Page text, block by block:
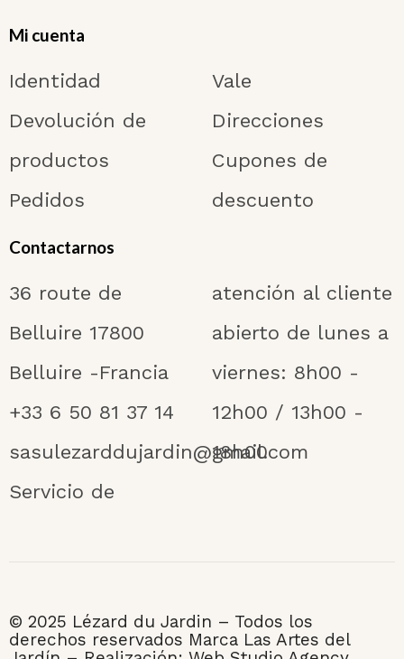
Mi cuenta
Identidad
Devolución de
productos
Pedidos
Vale
Direcciones
Cupones de
descuento
Contactarnos
36 route de
Belluire 17800
Belluire -Francia
+33 6 50 81 37 14
sasulezarddujardin@gmail.com
Servicio de
atención al cliente
abierto de lunes a
viernes: 8h00 -
12h00 / 13h00 -
18h00
© 2025 Lézard du Jardin – Todos los
derechos reservados Marca Las Artes del